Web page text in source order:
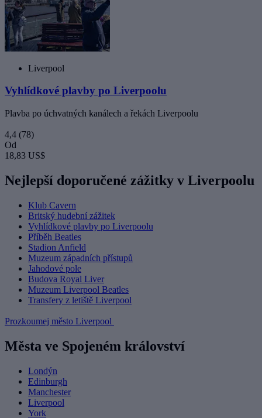
Liverpool
Vyhlídkové plavby po Liverpoolu
Plavba po úchvatných kanálech a řekách Liverpoolu
4,4 (78)
Od
18,83 US$
Nejlepší doporučené zážitky v Liverpoolu
Klub Cavern
Britský hudební zážitek
Vyhlídkové plavby po Liverpoolu
Příběh Beatles
Stadion Anfield
Muzeum západních přístupů
Jahodové pole
Budova Royal Liver
Muzeum Liverpool Beatles
Transfery z letiště Liverpool
Prozkoumej město Liverpool
Města ve Spojeném království
Londýn
Edinburgh
Manchester
Liverpool
York